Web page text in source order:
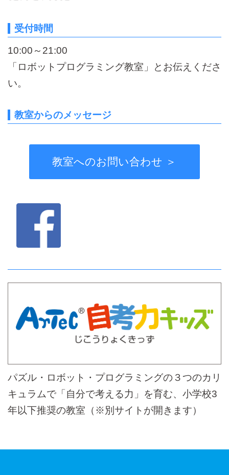
受付時間
10:00～21:00
「ロボットプログラミング教室」とお伝えくださ
い。
教室からのメッセージ
教室へのお問い合わせ ＞
パズル・ロボット・プログラミングの３つのカリ
キュラムで「自分で考える力」を育む、小学校3
年以下推奨の教室（※別サイトが開きます）